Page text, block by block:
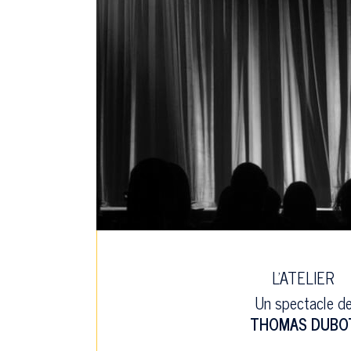
L'ATELIER
Un spectacle
THOMAS